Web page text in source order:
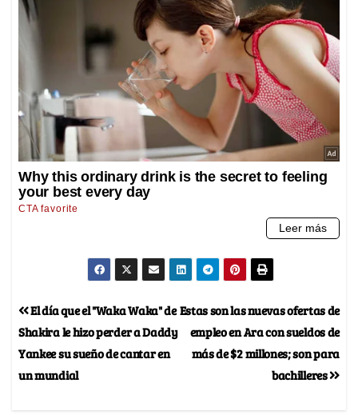
Estas son las nuevas ofertas de
empleo en Ara con sueldos de
más de $2 millones; son para
bachilleres
El día que el "Waka Waka" de
Shakira le hizo perder a Daddy
Yankee su sueño de cantar en
un mundial